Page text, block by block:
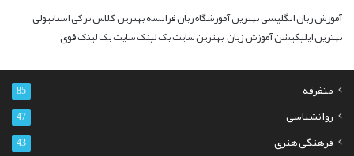
آموزش زبان انگلیسیبهترین آموزشگاه زبان فرانسهبهترین کلاس ترکی استانبولی
بهترین اپلیکیشن آموزش زبانبهترین سایت بک لینکسایت بک لینک قوی
متفرقه 85
روانشناسی 47
فرهنگی هنری 43